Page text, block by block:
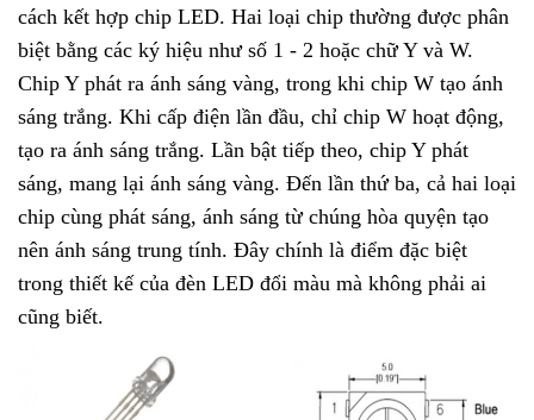
cách kết hợp chip LED. Hai loại chip thường được phân
biệt bằng các ký hiệu như số 1 - 2 hoặc chữ Y và W.
Chip Y phát ra ánh sáng vàng, trong khi chip W tạo ánh
sáng trắng. Khi cấp điện lần đầu, chỉ chip W hoạt động,
tạo ra ánh sáng trắng. Lần bật tiếp theo, chip Y phát
sáng, mang lại ánh sáng vàng. Đến lần thứ ba, cả hai loại
chip cùng phát sáng, ánh sáng từ chúng hòa quyện tạo
nên ánh sáng trung tính. Đây chính là điểm đặc biệt
trong thiết kế của đèn LED đổi màu mà không phải ai
cũng biết.